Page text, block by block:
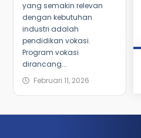
yang semakin relevan
dengan kebutuhan
industri adalah
pendidikan vokasi.
Program vokasi
dirancang...
Februari 11, 2026